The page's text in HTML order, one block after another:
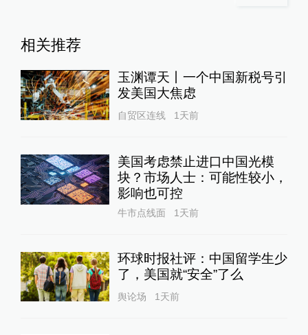
相关推荐
玉渊谭天丨一个中国新税号引
发美国大焦虑
自贸区连线 1天前
美国考虑禁止进口中国光模
块？市场人士：可能性较小，
影响也可控
牛市点线面 1天前
环球时报社评：中国留学生少
了，美国就“安全”了么
舆论场 1天前